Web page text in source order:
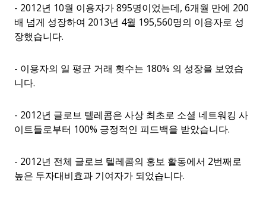
- 2012년 10월 이용자가 895명이었는데, 6개월 만에 200
배 넘게 성장하여 2013년 4월 195,560명의 이용자로 성
장했습니다.
- 이용자의 일 평균 거래 횟수는 180% 의 성장을 보였습
니다.
- 2012년 글로브 텔레콤은 사상 최초로 소셜 네트워킹 사
이트들로부터 100% 긍정적인 피드백을 받았습니다.
- 2012년 전체 글로브 텔레콤의 홍보 활동에서 2번째로
높은 투자대비효과 기여자가 되었습니다.